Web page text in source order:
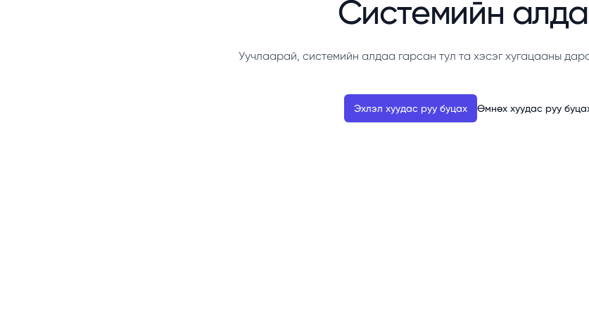
Системийн
Уучлаарай, системийн алдаа гарсан тул та хэсэг хугацааны
Эхлэл хуудас руу буцах Өмнөх хуудас руу